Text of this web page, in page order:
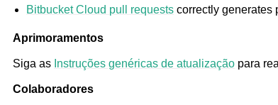
Bitbucket Cloud pull requests correctly generates
Aprimoramentos
Siga as Instruções genéricas de atualização para
Colaboradores